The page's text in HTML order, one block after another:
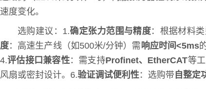
速度变化。
选购建议：1.确定张力范围与精度：根据材料
度：高速生产线（如500米/分钟）需响应时间<5ms
4.评估接口兼容性：需支持Profinet、EtherCAT等
风扇或密封设计。6.验证调试便利性：选购带 自整定